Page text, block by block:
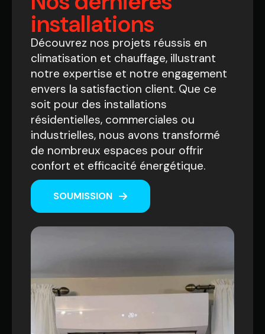
installations
Découvrez nos projets réussis en
climatisation et chauffage, illustrant
notre expertise et notre engagement
envers la satisfaction client. Que ce
soit pour des installations
résidentielles, commerciales ou
industrielles, nous avons transformé
de nombreux espaces pour offrir
confort et efficacité énergétique.
SOUMISSION